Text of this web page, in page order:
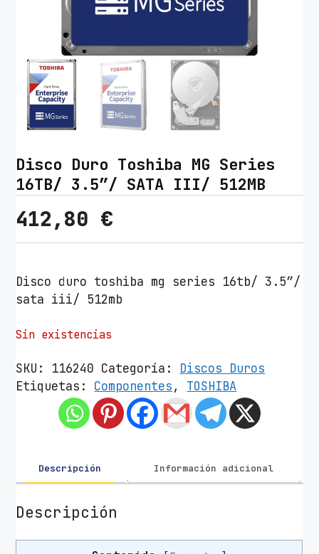
Disco Duro Toshiba MG Series
16TB/ 3.5″/ SATA III/ 512MB
412,80 €
Disco duro toshiba mg series 16tb/ 3.5″/
sata iii/ 512mb
Sin existencias
SKU: 116240 Categoría: Discos Duros
Etiquetas: Componentes, TOSHIBA
Descripción Información adicional
Descripción